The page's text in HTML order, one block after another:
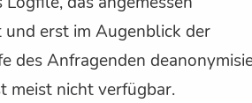
und erst im Augenblick der
des Anfragenden
meist nicht verfügbar.